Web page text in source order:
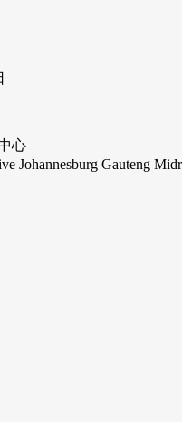
心
Johannesburg Gauteng